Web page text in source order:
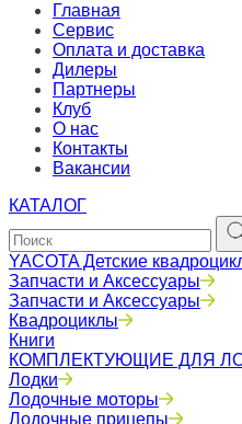
Главная
Сервис
Оплата и доставка
Дилеры
Партнеры
Клуб
О нас
Контакты
Вакансии
КАТАЛОГ
YACOTA Детские
Запчасти и Аксессуары
Запчасти и Аксессуары
Квадроциклы
Книги
КОМПЛЕКТУЮЩИЕ ДЛЯ
Лодки
Лодочные моторы
Лодочные прицепы